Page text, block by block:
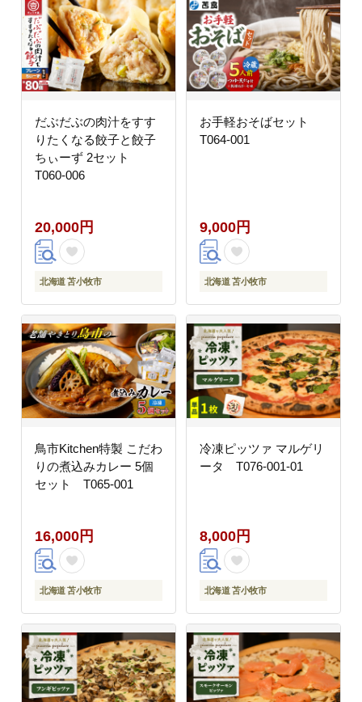
だぶだぶの肉汁をすす
りたくなる餃子と餃子
ちぃーず 2セット
T060-006
20,000円
北海道 苫小牧市
お手軽おそばセット
T064-001
9,000円
北海道 苫小牧市
鳥市Kitchen特製 こだわ
りの煮込みカレー 5個
セット T065-001
16,000円
北海道 苫小牧市
冷凍ピッツァ マルゲリ
ータ T076-001-01
8,000円
北海道 苫小牧市